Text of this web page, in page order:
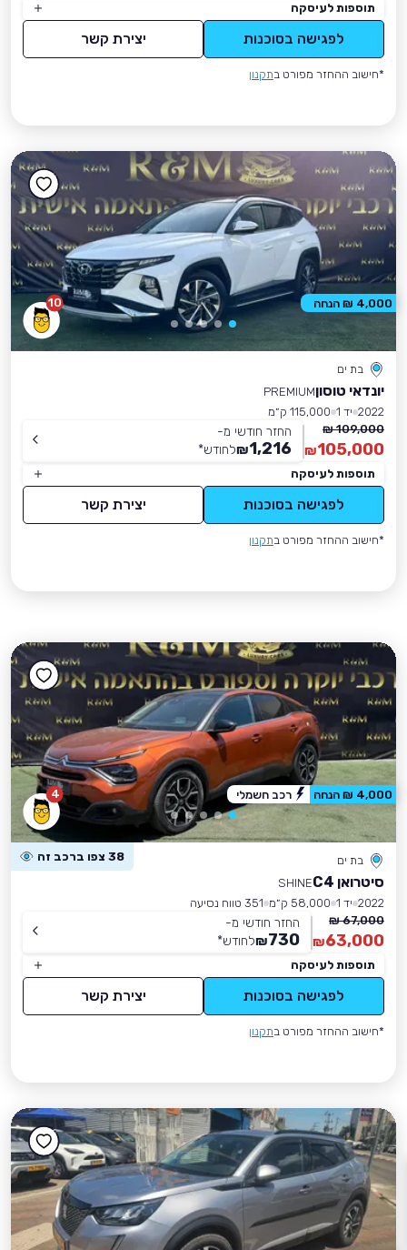
תוספות לעיסקה
לפגישה בסוכנות יצירת קשר
*חישוב ההחזר מפורט בתקנון
10
בת ים
יונדאי טוסוןPREMIUM
2022 יד 1
115,000 ק״מ
109,000 ₪
105,000
₪
החזר חודשי מ-
1,216
₪לחודש*
תוספות לעיסקה
לפגישה בסוכנות יצירת קשר
*חישוב ההחזר מפורט בתקנון
4,000 ₪ הנחה
4
בת ים 38 צפו ברכב זה
סיטרואן C4
SHINE
2022 יד 1 58,000 ק״מ
351 טווח נסיעה
67,000 ₪
63,000
₪
החזר חודשי מ-
730
₪לחודש*
תוספות לעיסקה
לפגישה בסוכנות יצירת קשר
*חישוב ההחזר מפורט בתקנון
4,000 ₪ הנחה רכב חשמלי